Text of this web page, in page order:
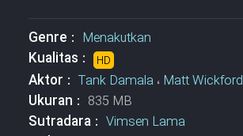
Genre : Menakutkan
Kualitas : HD
Aktor : Tank Damala ، Matt Wickford
Ukuran : 835 MB
Sutradara : Vimsen Lama